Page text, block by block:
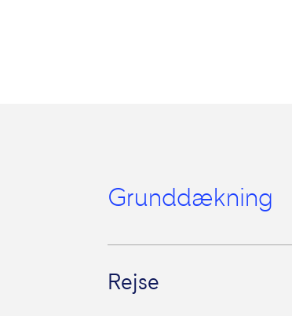
Grunddækning
Rejse